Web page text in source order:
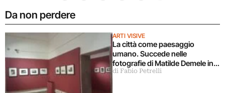
Da non perdere
ARTI VISIVE
La città come paesaggio
umano. Succede nelle
fotografie di Matilde Demele in
mostra a Roma
di Fabio Petrelli